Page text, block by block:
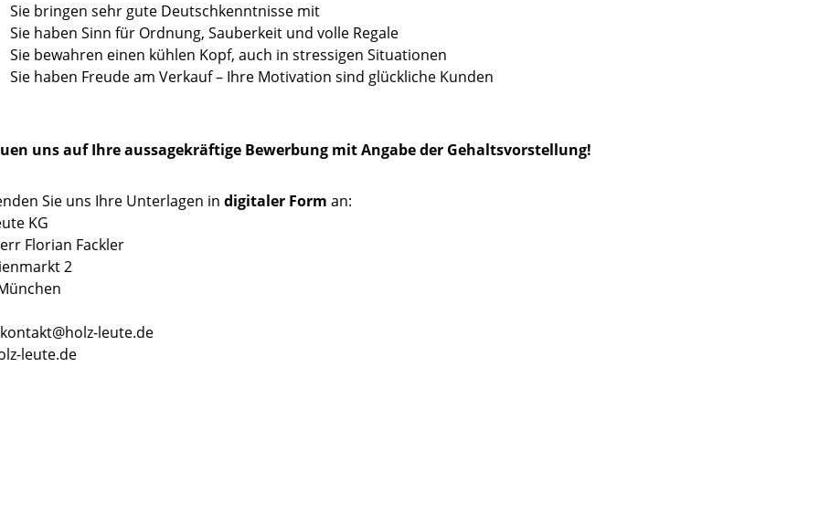
Sie bringen sehr gute Deutschkenntnisse mit
Sie haben Sinn für Ordnung, Sauberkeit und volle Regale
Sie bewahren einen kühlen Kopf, auch in stressigen Situationen
Sie haben Freude am Verkauf – Ihre Motivation sind glückliche Kunden
uns auf Ihre aussagekräftige Bewerbung mit Angabe der Gehaltsvorstellung!
Sie uns Ihre Unterlagen in digitaler Form an:
KG
Florian Fackler
2
leute.de
leute.de